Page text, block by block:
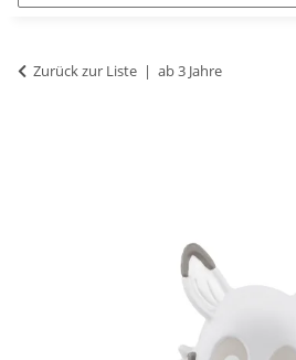
Zurück zur Liste ab 3 Jahre